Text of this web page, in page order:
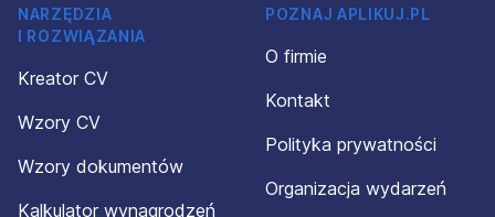
NARZĘDZIA
I ROZWIĄZANIA
Kreator CV
Wzory CV
Wzory dokumentów
Kalkulator wynagrodzeń
POZNAJ APLIKUJ.PL
O firmie
Kontakt
Polityka prywatności
Organizacja wydarzeń